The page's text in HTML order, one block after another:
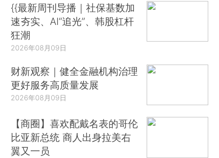
{{最新周刊导播｜社保基数加
速夯实、AI“追光”、韩股杠杆
狂潮
2026年08月09日
财新观察｜健全金融机构治理
更好服务高质量发展
2026年08月09日
【商圈】喜欢配戴名表的哥伦
比亚新总统 商人出身拉美右
翼又一员